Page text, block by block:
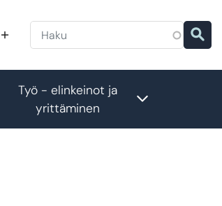
submenu
Työ - elinkeinot ja
yrittäminen